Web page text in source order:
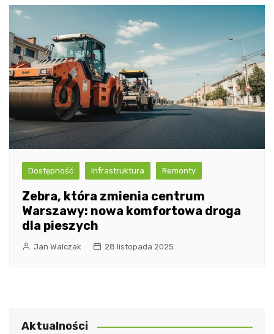
Dostępność Infrastruktura Remonty
Zebra, która zmienia centrum
Warszawy: nowa komfortowa droga
dla pieszych
Jan Walczak 28 listopada 2025
Aktualności